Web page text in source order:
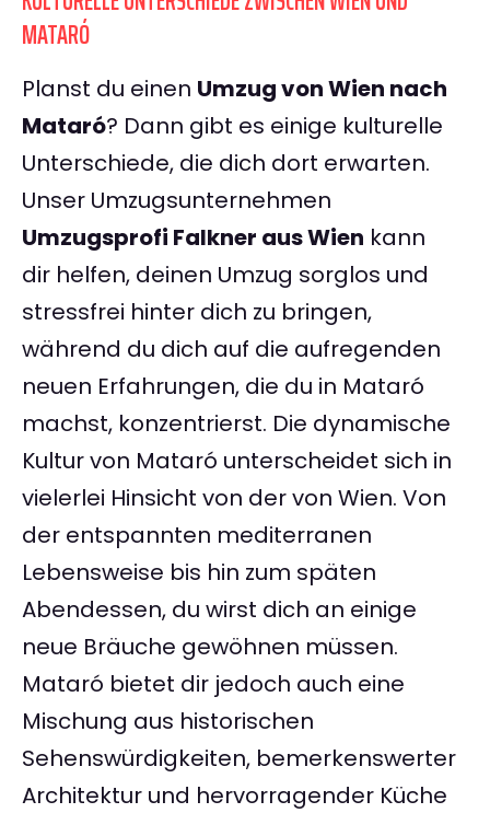
MATARÓ
Planst du einen Umzug von Wien nach
Mataró? Dann gibt es einige kulturelle
Unterschiede, die dich dort erwarten.
Unser Umzugsunternehmen
Umzugsprofi Falkner aus Wien kann
dir helfen, deinen Umzug sorglos und
stressfrei hinter dich zu bringen,
während du dich auf die aufregenden
neuen Erfahrungen, die du in Mataró
machst, konzentrierst. Die dynamische
Kultur von Mataró unterscheidet sich in
vielerlei Hinsicht von der von Wien. Von
der entspannten mediterranen
Lebensweise bis hin zum späten
Abendessen, du wirst dich an einige
neue Bräuche gewöhnen müssen.
Mataró bietet dir jedoch auch eine
Mischung aus historischen
Sehenswürdigkeiten, bemerkenswerter
Architektur und hervorragender Küche